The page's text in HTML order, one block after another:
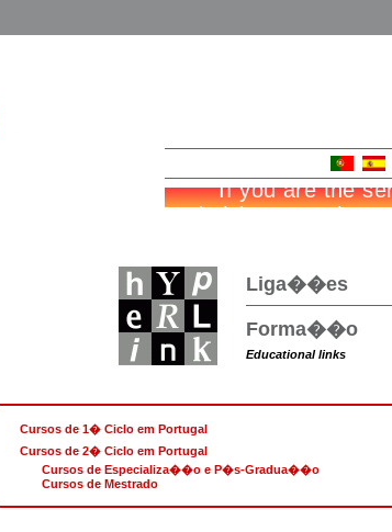
Liga��es
Forma��o
Educational links
Cursos de 1� Ciclo em Portugal
Cursos de 2� Ciclo em Portugal
Cursos de Especializa��o e P�s-Gradua��o
Cursos de Mestrado